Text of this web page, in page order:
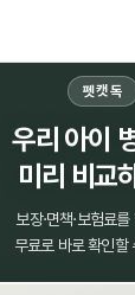
펫캣독
우리 아이
미리 비교
보장·면책·보험료
무료로 바로 확인할